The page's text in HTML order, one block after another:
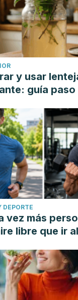
y usar
guía paso
DEPORTE
vez más
libre que ir